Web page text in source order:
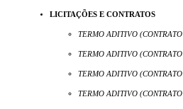
LICITAÇÕES E CONTRATOS
TERMO ADITIVO
TERMO ADITIVO
TERMO ADITIVO
TERMO ADITIVO